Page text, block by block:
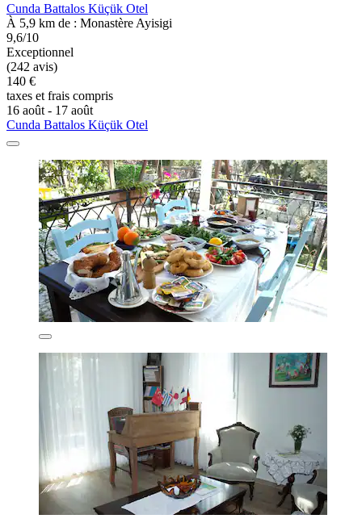
Cunda Battalos Küçük Otel
À 5,9 km de : Monastère Ayisigi
9,6/10
Exceptionnel
(242 avis)
140 €
taxes et frais compris
16 août - 17 août
Cunda Battalos Küçük Otel